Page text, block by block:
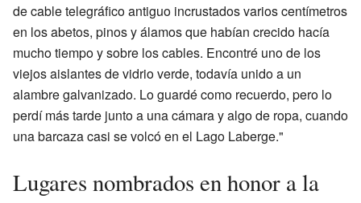
de cable telegráfico antiguo incrustados varios centímetros
en los abetos, pinos y álamos que habían crecido hacía
mucho tiempo y sobre los cables. Encontré uno de los
viejos aislantes de vidrio verde, todavía unido a un
alambre galvanizado. Lo guardé como recuerdo, pero lo
perdí más tarde junto a una cámara y algo de ropa, cuando
una barcaza casi se volcó en el Lago Laberge."
Lugares nombrados en honor a la